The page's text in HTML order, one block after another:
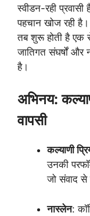
स्वीडन-रही
पहचान खोज रही
तब शुरू होती है एक
जातिगत संघर्षों और
है।
अभिनय:
वापसी
कल्याणी
उनकी
जो संवाद
नास्लेन: